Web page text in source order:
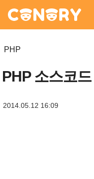
PHP
PHP 소스코
2014.05.12 16:09